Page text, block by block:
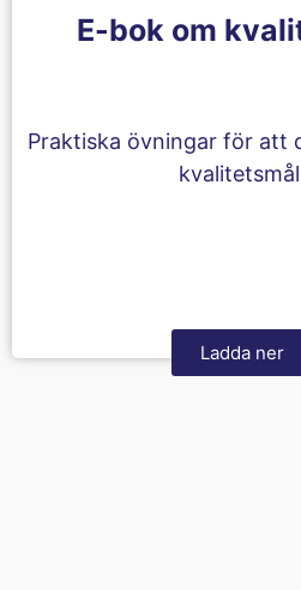
E-bok om
Praktiska övningar för att
Ladda ner